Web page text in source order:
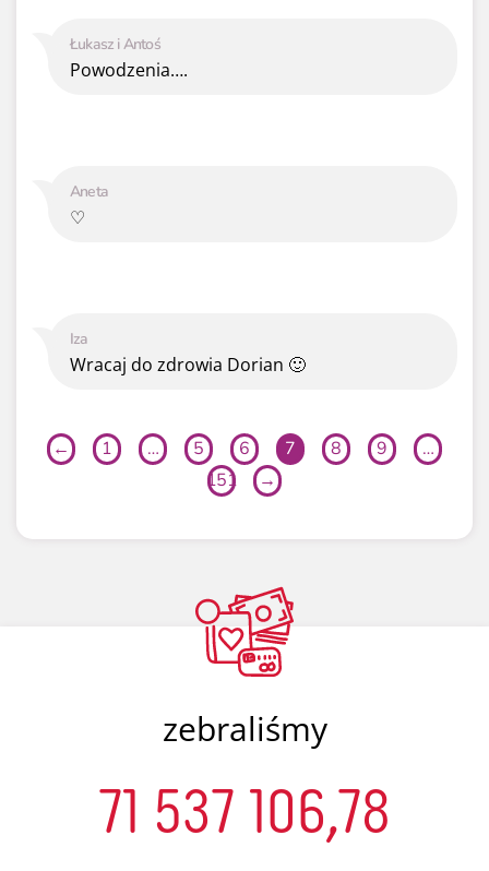
Iza
Wracaj do zdrowia Dorian 🙂
Aneta
♡
Łukasz i Antoś
Powodzenia….
← 1 … 5 6 7 8 9
…
151
→
zebraliśmy
71 537 106,78